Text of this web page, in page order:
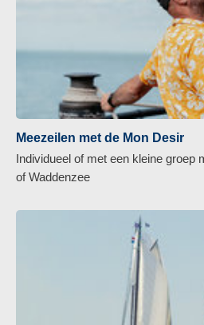
Meezeilen met de Mon Desir
Individueel of met een kleine groep
of Waddenzee